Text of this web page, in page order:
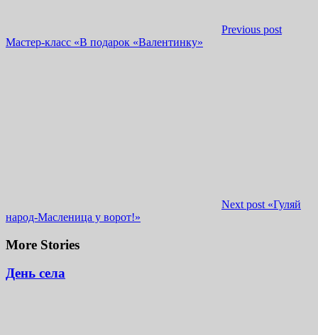
Previous post
Мастер-класс «В подарок «Валентинку»
Next post «Гуляй
народ-Масленица у ворот!»
More Stories
День села